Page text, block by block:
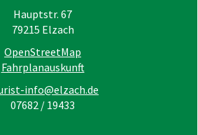
Hauptstr. 67
79215 Elzach
OpenStreetMap
Fahrplanauskunft
info@elzach.de
07682 / 19433